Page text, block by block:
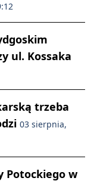
ul. Kossaka
trzeba
03 sierpnia,
Potockiego w